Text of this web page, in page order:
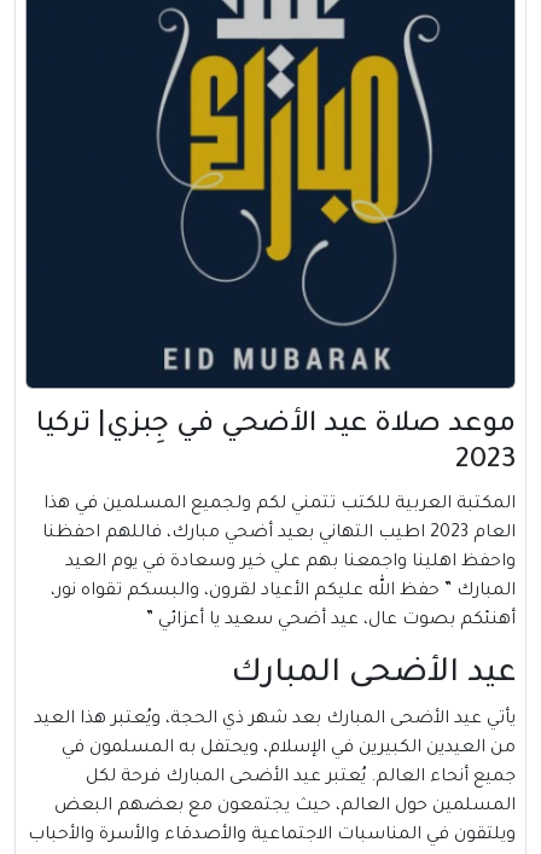
موعد صلاة عيد الأضحي في جِبزي| تركيا
2023
المكتبة العربية للكتب تتمني لكم ولجميع المسلمين في هذا
العام 2023 اطيب التهاني بعيد أضحي مبارك، فاللهم احفظنا
واحفظ اهلينا واجمعنا بهم علي خير وسعادة في يوم العيد
المبارك ” حفظ الله عليكم الأعياد لقرون، والبسكم تقواه نور،
أهنئكم بصوت عال، عيد أضحي سعيد يا أعزائي ”
عيد الأضحى المبارك
يأتي عيد الأضحى المبارك بعد شهر ذي الحجة، ويُعتبر هذا العيد
من العيدين الكبيرين في الإسلام، ويحتفل به المسلمون في
جميع أنحاء العالم. يُعتبر عيد الأضحى المبارك فرحة لكل
المسلمين حول العالم، حيث يجتمعون مع بعضهم البعض
ويلتقون في المناسبات الاجتماعية والأصدقاء والأسرة والأحباب